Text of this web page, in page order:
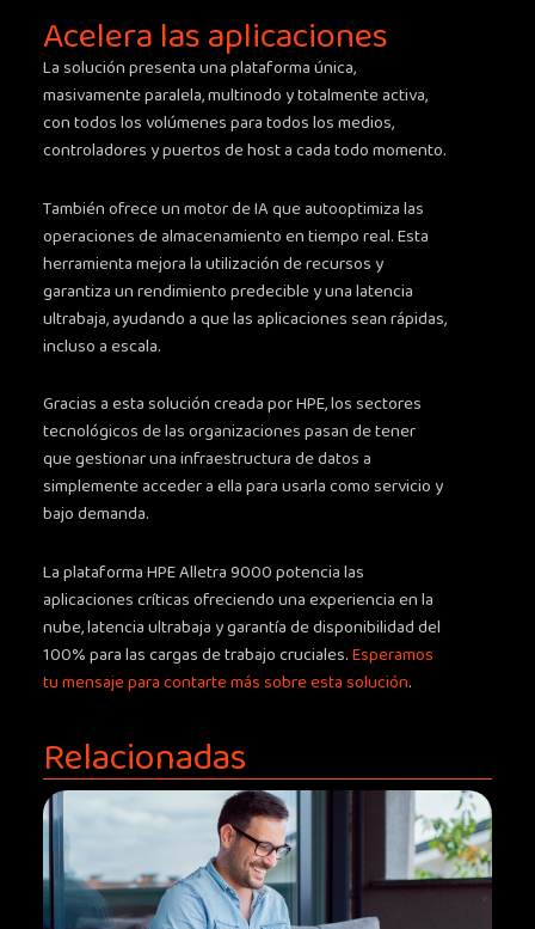
Acelera las aplicaciones
La solución presenta una plataforma única,
masivamente paralela, multinodo y totalmente activa,
con todos los volúmenes para todos los medios,
controladores y puertos de host a cada todo momento.
También ofrece un motor de IA que autooptimiza las
operaciones de almacenamiento en tiempo real. Esta
herramienta mejora la utilización de recursos y
garantiza un rendimiento predecible y una latencia
ultrabaja, ayudando a que las aplicaciones sean rápidas,
incluso a escala.
Gracias a esta solución creada por HPE, los sectores
tecnológicos de las organizaciones pasan de tener
que gestionar una infraestructura de datos a
simplemente acceder a ella para usarla como servicio y
bajo demanda.
La plataforma HPE Alletra 9000 potencia las
aplicaciones críticas ofreciendo una experiencia en la
nube, latencia ultrabaja y garantía de disponibilidad del
100% para las cargas de trabajo cruciales.Esperamos
tu mensaje para contarte más sobre esta solución.
Relacionadas